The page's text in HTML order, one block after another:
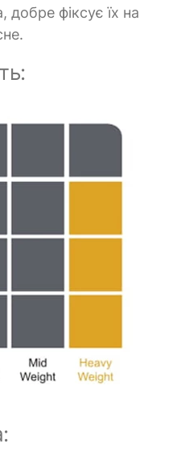
добре фіксує їх на